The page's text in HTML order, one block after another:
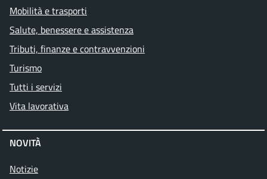
Mobilità e trasporti
Salute, benessere e assistenza
Tributi, finanze e contravvenzioni
Turismo
Tutti i servizi
Vita lavorativa
NOVITÀ
Notizie